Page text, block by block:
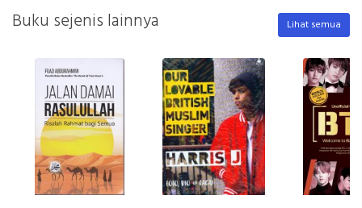
Buku sejenis lainnya Lihat semua